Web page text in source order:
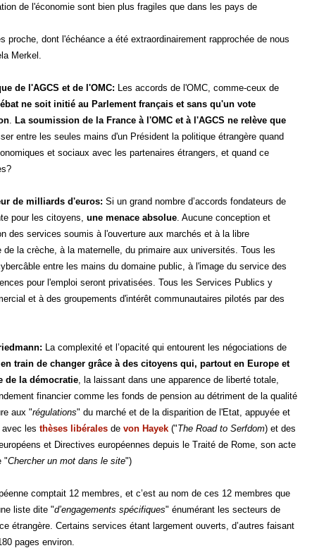
de l'économie sont bien plus fragiles que dans les pays de
dont l'échéance a été extraordinairement rapprochée de nous
Merkel.
de l'AGCS et de l'OMC: Les accords de l'OMC, comme-ceux de
ne soit initié au Parlement français et sans qu'un vote
La soumission de la France à l'OMC et à l'AGCS ne relève que
entre les seules mains d'un Président la politique étrangère quand
et sociaux avec les partenaires étrangers, et quand ce
de milliards d'euros: Si un grand nombre d’accords fondateurs de
pour les citoyens, une menace absolue . Aucune conception et
des services soumis à l'ouverture aux marchés et à la libre
la crèche, à la maternelle, du primaire aux universités. Tous les
entre les mains du domaine public, à l'image du service des
pour l'emploi seront privatisées. Tous les Services Publics y
et à des groupements d'intérêt communautaires pilotés par des
La complexité et l’opacité qui entourent les négociations de
train de changer grâce à des citoyens qui, partout en Europe et
de la démocratie , la laissant dans une apparence de liberté totale,
financier comme les fonds de pension au détriment de la qualité
aux "régulations" du marché et de la disparition de l'Etat, appuyée et
les thèses libérales de von Hayek ("The Road to Serfdom) et des
et Directives européennes depuis le Traité de Rome, son acte
"Chercher un mot dans le site")
comptait 12 membres, et c’est au nom de ces 12 membres que
liste dite "d’engagements spécifiques" énumérant les secteurs de
étrangère. Certains services étant largement ouverts, d’autres faisant
pages environ.